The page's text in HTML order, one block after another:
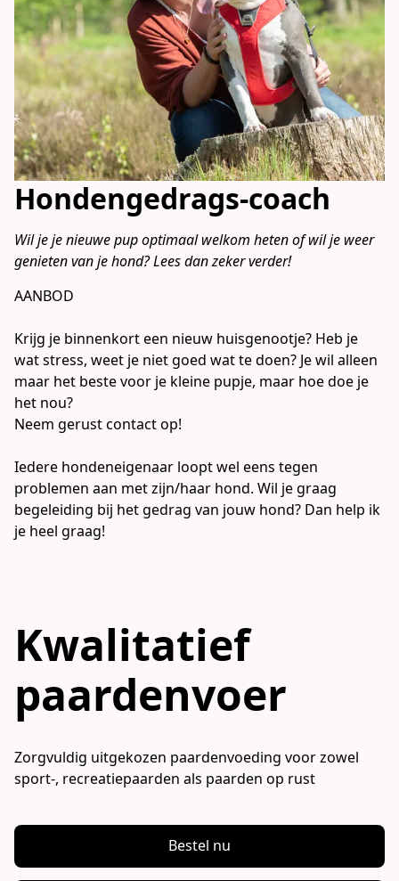
Hondengedrags-coach
Wil je je nieuwe pup optimaal welkom heten of wil je weer
AANBOD
Krijg je binnenkort een nieuw huisgenootje? Heb je
wat stress, weet je niet goed wat te doen? Je wil alleen
maar het beste voor je kleine pupje, maar hoe doe je
het nou?
Neem gerust contact op!
Iedere hondeneigenaar loopt wel eens tegen
problemen aan met zijn/haar hond. Wil je graag
begeleiding bij het gedrag van jouw hond? Dan help ik
je heel graag!
Kwalitatief
paardenvoer
Zorgvuldig uitgekozen paardenvoeding voor zowel
sport-, recreatiepaarden als paarden op rust
Bestel nu